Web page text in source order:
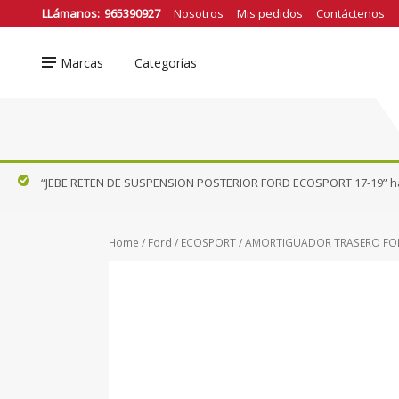
LLámanos: 965390927 Nosotros Mis pedidos Contáctenos
Marcas Categorías
Ford
FRONTIER NP300
KICKS
PATHFINDER
“JEBE RETEN DE SUSPENSION POSTERIOR FORD ECOSPORT 17-
Home / Ford / ECOSPORT/ AMORTIGUADOR TRASERO